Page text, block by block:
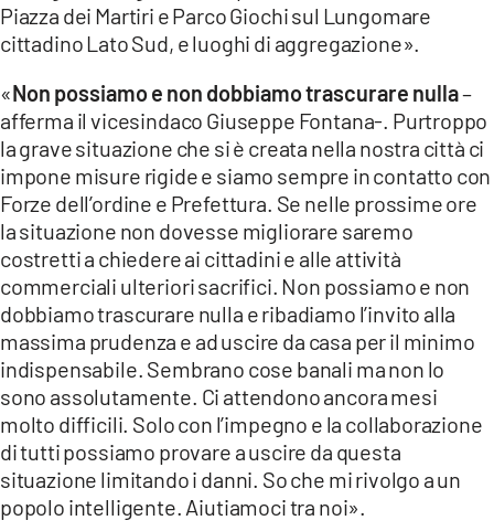
Piazza dei Martiri e Parco Giochi sul Lungomare
cittadino Lato Sud, e luoghi di aggregazione».
«Non possiamo e non dobbiamo trascurare nulla–
afferma il vicesindaco Giuseppe Fontana-. Purtroppo
la grave situazione che si è creata nella nostra città ci
impone misure rigide e siamo sempre in contatto con
Forze dell’ordine e Prefettura. Se nelle prossime ore
la situazione non dovesse migliorare saremo
costretti a chiedere ai cittadini e alle attività
commerciali ulteriori sacrifici. Non possiamo e non
dobbiamo trascurare nulla e ribadiamo l’invito alla
massima prudenza e ad uscire da casa per il minimo
indispensabile. Sembrano cose banali ma non lo
sono assolutamente. Ci attendono ancora mesi
molto difficili. Solo con l’impegno e la collaborazione
di tutti possiamo provare a uscire da questa
situazione limitando i danni. So che mi rivolgo a un
popolo intelligente. Aiutiamoci tra noi».